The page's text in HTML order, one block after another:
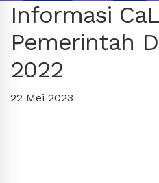
Informasi
Pemerintah
2022
22 Mei 2023